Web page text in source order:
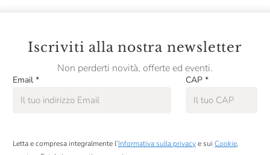
Iscriviti alla nostra newsletter
Non perderti novità, offerte ed eventi.
Email * CAP *
Letta e compresa integralmente l’Informativa sulla privacye sui Cookie,